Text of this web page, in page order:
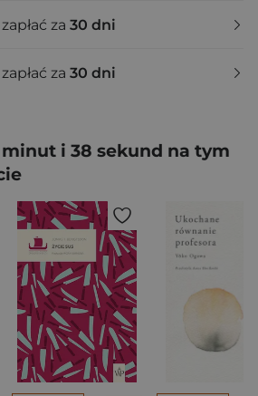
za 30 dni
za 30 dni
minut i 38 sekund na tym